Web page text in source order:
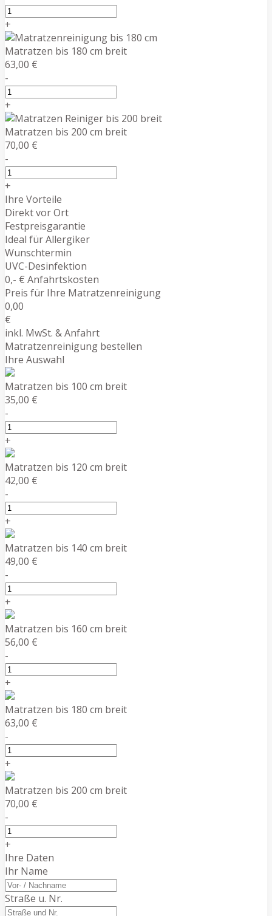
+
Matratzen bis 180 cm breit
63,00 €
-
+
Matratzen bis 200 cm breit
70,00 €
-
+
Ihre Vorteile
Direkt vor Ort
Festpreisgarantie
Ideal für Allergiker
Wunschtermin
UVC-Desinfektion
0,- € Anfahrtskosten
Preis für Ihre Matratzenreinigung
0,00
€
inkl. MwSt. & Anfahrt
Matratzenreinigung bestellen
Ihre Auswahl
Matratzen bis 100 cm breit
35,00 €
-
+
Matratzen bis 120 cm breit
42,00 €
-
+
Matratzen bis 140 cm breit
49,00 €
-
+
Matratzen bis 160 cm breit
56,00 €
-
+
Matratzen bis 180 cm breit
63,00 €
-
+
Matratzen bis 200 cm breit
70,00 €
-
+
Ihre Daten
Ihr Name
Straße u. Nr.